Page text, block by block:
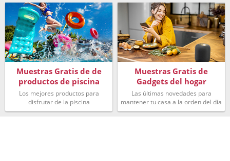
Muestras Gratis de de
productos de piscina
Los mejores productos para
disfrutar de la piscina
Muestras Gratis de
Gadgets del hogar
Las últimas novedades para
mantener tu casa a la orden del día